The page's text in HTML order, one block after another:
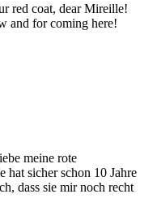
red coat, dear Mireille!
and for coming here!
meine rote
hat sicher schon 10 Jahre
dass sie mir noch recht